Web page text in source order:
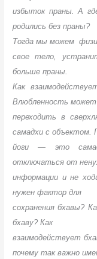
избыток праны. А
родились без праны?
Тогда мы можем
свое тело,
больше праны.
Как
Влюбленность может
переходить в
самадхи с объектом.
йоги — это
отключаться от
информации и не
нужен фактор для
сохранения бхавы?
бхаву? Как
взаимодействует
почему так важно